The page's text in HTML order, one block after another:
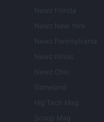
Newz Florida
Newz New York
Newz Pennsylvania
Newz Illinois
Newz Ohio
Gameland
Hig Tech Mag
Scoop Mag